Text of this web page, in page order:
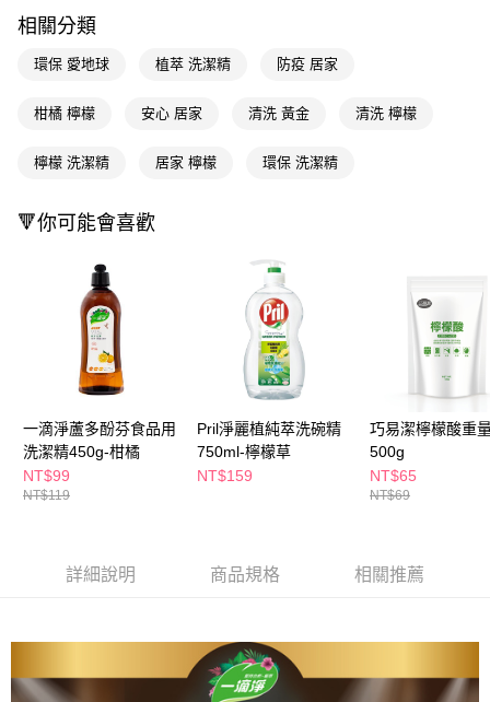
３．收到繳費通知簡訊後14天內，點擊此簡訊中的連結，可透過四大超商／
※ 請注意：結帳手續完成當下不需立刻繳費，但若您需要取消訂單，請聯絡
後付繳納相關費用。
客戶支援中心」
https://netprotections.freshdesk.com/support/home
１．透過由恩沛科技股份有限公司提供之「AFTEE先享後付」服務完成之交
權轉讓予恩沛科技股份有限公司。
２．關於個人資料處理事宜，請瀏覽以下網址：
https://aftee.tw/terms/#terms3
３．未成年的使用者請事先徵得法定代理人或監護人之同意方可使用
「AFTEE先享後付」，若未經同意申辦者引起之損失，本公司不負相關責
４．使用「AFTEE先享後付」時，將依據個別帳號之用戶狀況，依本公司即
時審查核予不同之上限額度；若仍有額度不足之情形，本公司將視審查結果
請求用戶進行身份認證。
５．嚴禁一人註冊多個帳號或使用他人資訊註冊。若發現惡意使用之情形，
恩沛科技股份有限公司將有權停止該用戶之使用額度並採取法律行動。
每筆NT$65，滿NT$390(含以上)免運費
萊爾富取貨付款
每筆NT$65，滿NT$490(含以上)免運費
每筆NT$65，滿NT$490(含以上)免運費
付款後7-11取貨
每筆NT$65，滿NT$490(含以上)免運費
宅配(本島)
每筆NT$100，滿NT$790(含以上)免運費
每筆NT$80，滿NT$290(含以上)免運費
相關分類
環保 愛地球 植萃 洗潔精 防疫 居家
柑橘 檸檬 安心 居家 清洗 黃金 清洗 檸檬
檸檬 洗潔精 居家 檸檬 環保 洗潔精
🔻你可能會喜歡
一滴淨蘆多酚芬食品用
洗潔精450g-柑橘
NT$99
NT$119
Pril淨麗植純萃洗碗精
750ml-檸檬草
NT$159
巧易潔檸檬酸重
500g
NT$65
NT$69
詳細說明 商品規格 相關推薦